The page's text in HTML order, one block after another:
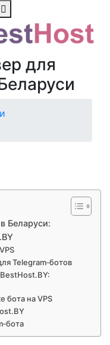
для
Беларуси:
Telegram‑ботов
BestHost.BY:
бота на VPS